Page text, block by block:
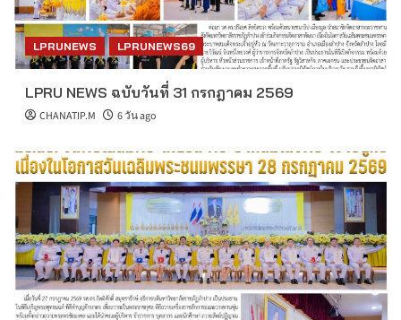
LPRUNEWS LPRUNEWS69
LPRU NEWS ฉบับวันที่ 31 กรกฎาคม 2569
CHANATIP.M 6 วัน ago